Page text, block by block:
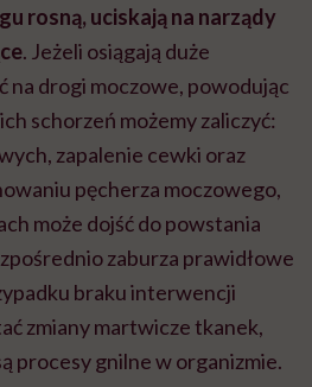
rosną, uciskają na narządy
. Jeżeli osiągają duże
na drogi moczowe, powodując
schorzeń możemy zaliczyć:
zapalenie cewki oraz
pęcherza moczowego,
może dojść do powstania
zaburza prawidłowe
braku interwencji
zmiany martwicze tkanek,
procesy gnilne w organizmie.